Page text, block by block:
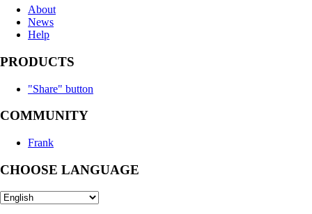
About
News
Help
PRODUCTS
"Share" button
COMMUNITY
Frank
CHOOSE LANGUAGE